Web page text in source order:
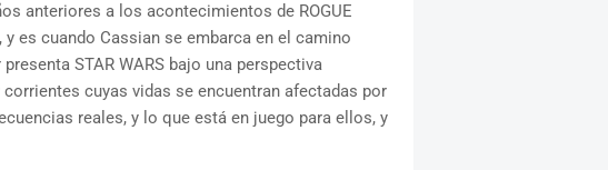
anteriores a los acontecimientos de ROGUE
es cuando Cassian se embarca en el camino
STAR WARS bajo una perspectiva
cuyas vidas se encuentran afectadas por
reales, y lo que está en juego para ellos, y